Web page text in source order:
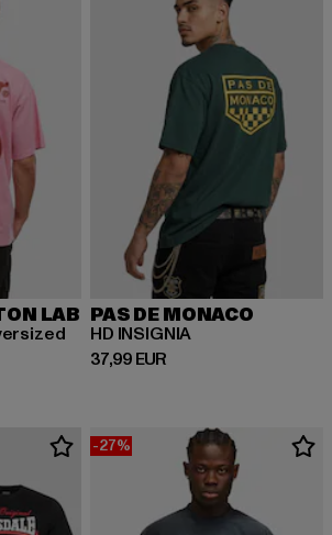
LAB
en promotion: 49,99 EUR
PAS DE MONACO
HD INSIGNIA
37,99 EUR
Prix courant: 37,99 EUR
-27%